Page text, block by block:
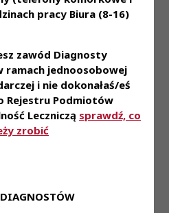
pracy Biura (8-16)
zawód Diagnosty
ramach jednoosobowej
i nie dokonałaś/eś
Rejestru Podmiotów
Leczniczą sprawdź, co
zrobić
DIAGNOSTÓW
-
Załącznik-
1